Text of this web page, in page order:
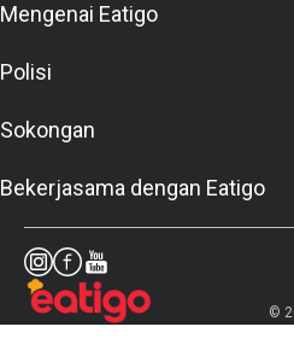
Mengenai Eatigo
Polisi
Sokongan
Bekerjasama dengan Eatigo
©